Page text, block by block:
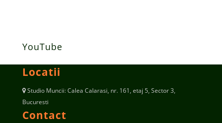
YouTube
Locatii
Studio Muncii: Calea Calarasi, nr. 161, etaj 5, Sector 3,
Bucuresti
Contact